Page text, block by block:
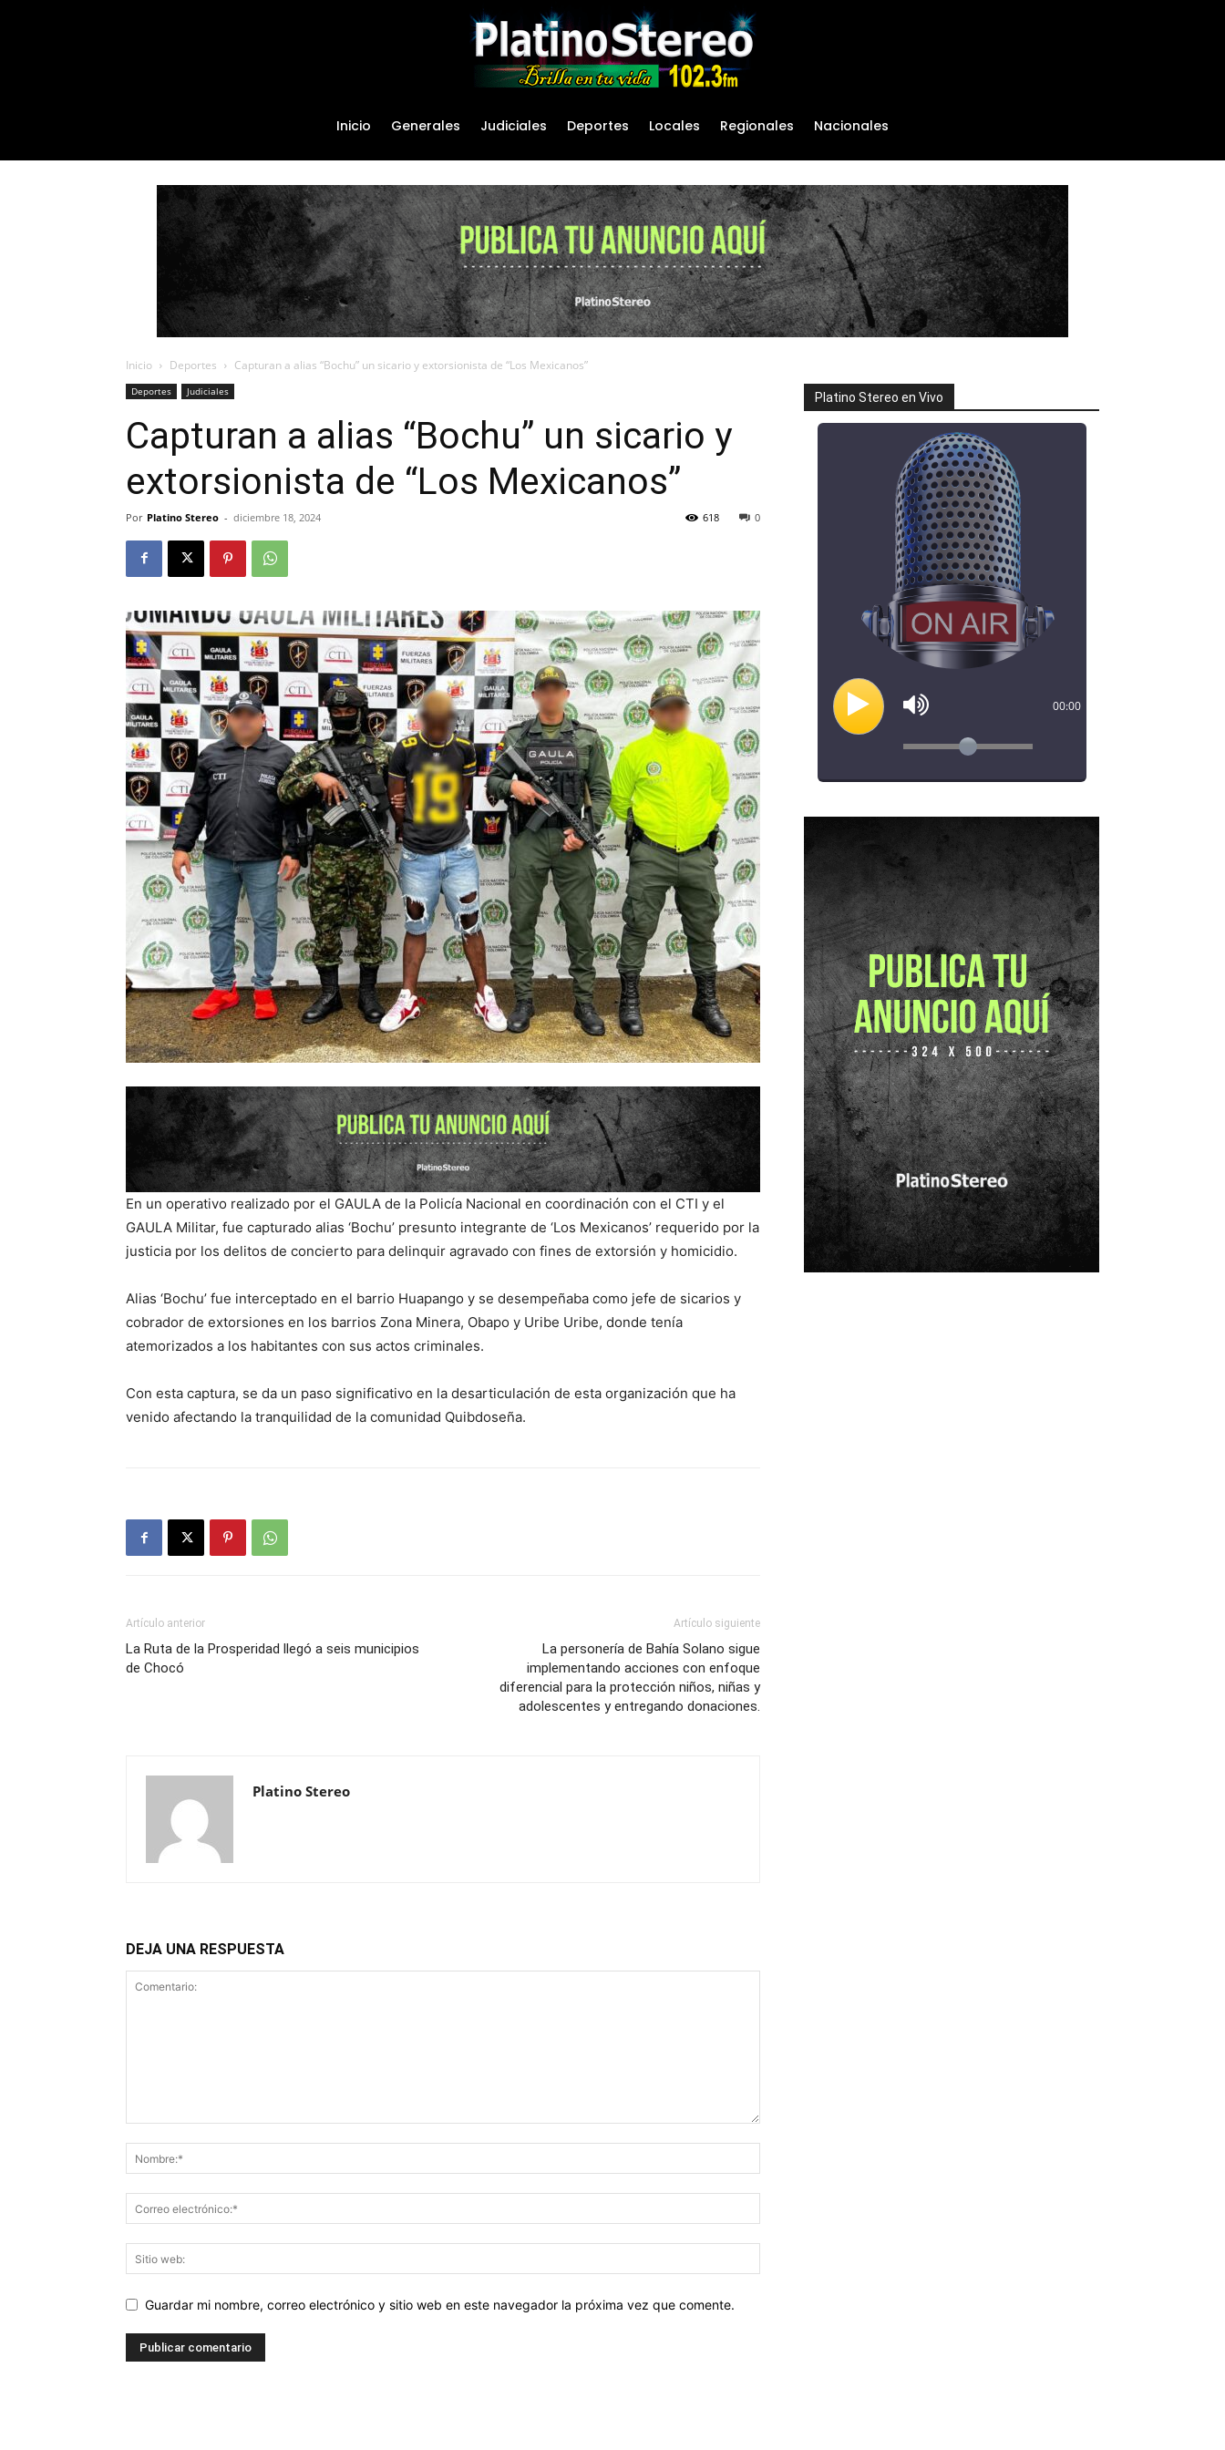
Inicio Generales Judiciales Deportes Locales Regionales Nacionales
Inicio Deportes Capturan a alias “Bochu” un sicario y extorsionista de “Los Mexicanos”
Deportes Judiciales
Capturan a alias “Bochu” un sicario y
extorsionista de “Los Mexicanos”
Por Platino Stereo - diciembre 18, 2024 0
618
En un operativo realizado por el GAULA de la Policía Nacional en coordinación con el CTI y el
GAULA Militar, fue capturado alias ‘Bochu’ presunto integrante de ‘Los Mexicanos’ requerido por la
justicia por los delitos de concierto para delinquir agravado con fines de extorsión y homicidio.
Alias ‘Bochu’ fue interceptado en el barrio Huapango y se desempeñaba como jefe de sicarios y
cobrador de extorsiones en los barrios Zona Minera, Obapo y Uribe Uribe, donde tenía
atemorizados a los habitantes con sus actos criminales.
Con esta captura, se da un paso significativo en la desarticulación de esta organización que ha
venido afectando la tranquilidad de la comunidad Quibdoseña.
Artículo anterior
La Ruta de la Prosperidad llegó a seis municipios
de Chocó
Artículo siguiente
La personería de Bahía Solano sigue
implementando acciones con enfoque
diferencial para la protección niños, niñas y
adolescentes y entregando donaciones.
Platino Stereo
DEJA UNA RESPUESTA
Guardar mi nombre, correo electrónico y sitio web en este navegador la próxima vez que comente.
Platino Stereo en Vivo
00:00